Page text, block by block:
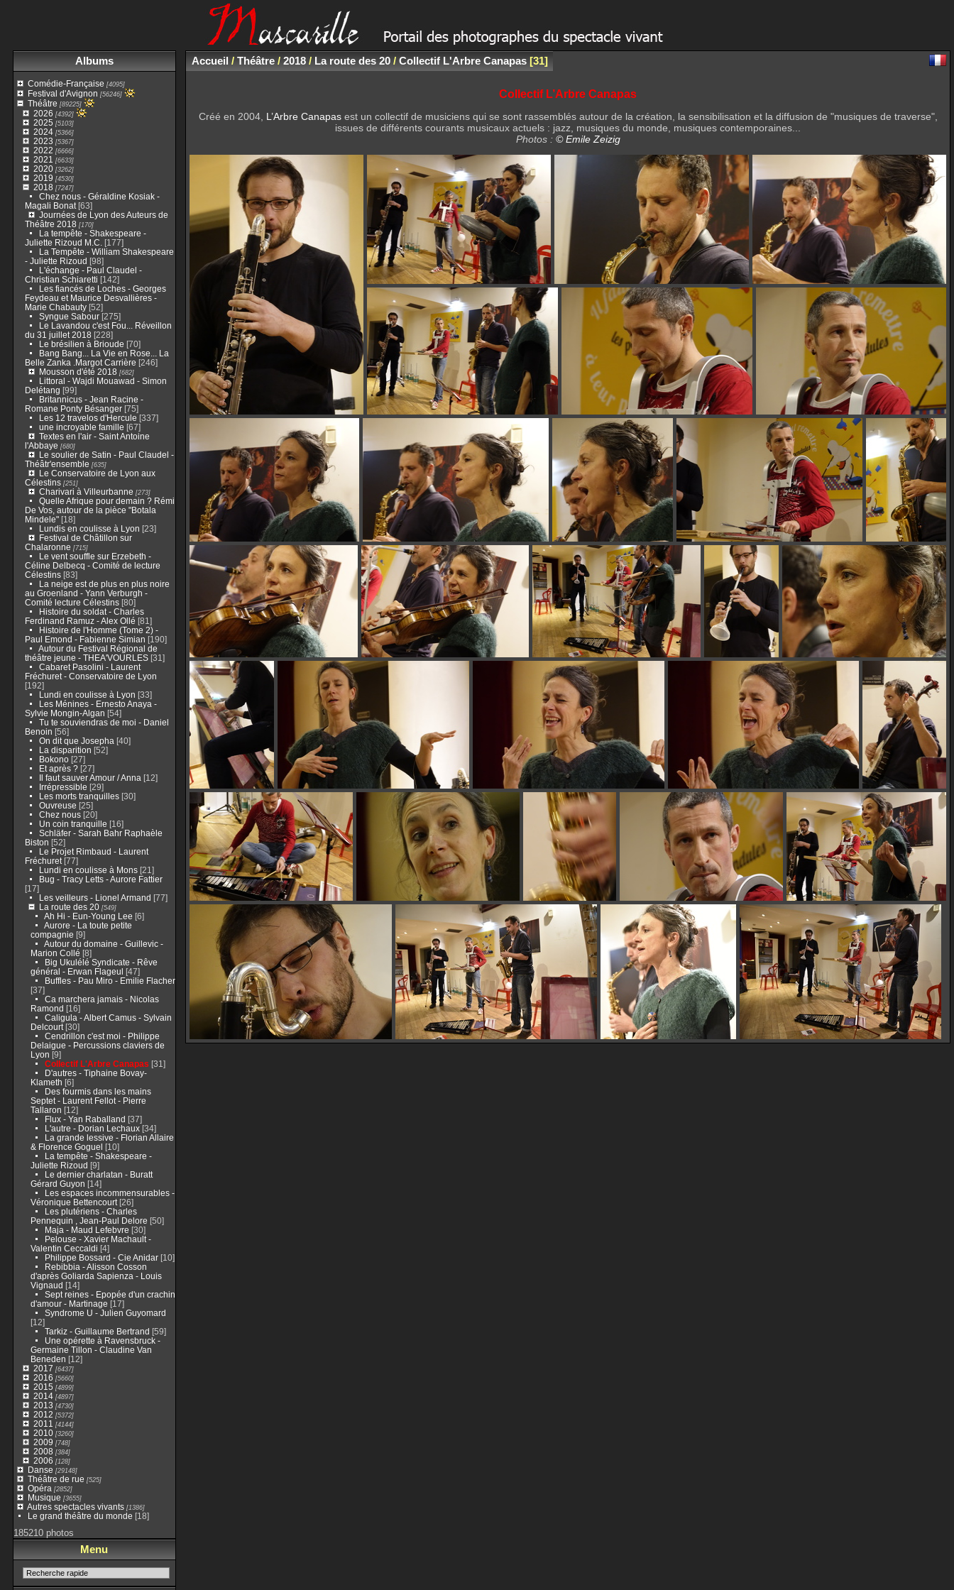
Albums
Comédie-Française [4095]
Festival d'Avignon [56246]
Théâtre [89225]
2026 [4392]
2025 [5103]
2024[5366]
2023 [5367]
2022 [6666]
2021 [6633]
2020[3262]
2019 [4530]
2018 [7247]
Chez nous - Géraldine Kosiak -
Magali Bonat[63]
Journées de Lyon des Auteurs de
Théâtre 2018 [170]
La tempête - Shakespeare -
Juliette Rizoud M.C.
[177]
La Tempête - William Shakespeare
- Juliette Rizoud [98]
L'échange - Paul Claudel -
Christian Schiaretti [142]
Les fiancés de Loches - Georges
Feydeau et Maurice Desvallières -
Marie Chabauty[52]
Syngue Sabour[275]
Le Lavandou c'est Fou... Réveillon
du 31 juillet 2018 [228]
Le brésilien à Brioude [70]
Bang Bang... La Vie en Rose... La
Belle Zanka .Margot Carrière [246]
Mousson d'été 2018 [682]
Littoral - Wajdi Mouawad - Simon
Delétang [99]
Britannicus - Jean Racine -
Romane Ponty Bésanger[75]
Les 12 travelos d'Hercule [337]
une incroyable famille [67]
Textes en l'air - Saint Antoine
l'Abbaye [680]
Le soulier de Satin - Paul Claudel -
Théâtr'ensemble [635]
Le Conservatoire de Lyon aux
Célestins[251]
Charivari à Villeurbanne [273]
Quelle Afrique pour demain ? Rémi
De Vos, autour de la pièce "Botala
Mindele"[18]
Lundis en coulisse à Lyon [23]
Festival de Châtillon sur
Chalaronne [715]
Le vent souffle sur Erzebeth -
Céline Delbecq - Comité de lecture
Célestins[83]
La neige est de plus en plus noire
au Groenland - Yann Verburgh -
Comité lecture Célestins[80]
Histoire du soldat - Charles
Ferdinand Ramuz - Alex Ollé [81]
Histoire de l'Homme (Tome 2) -
Paul Emond - Fabienne Simian [190]
Autour du Festival Régional de
théâtre jeune - THEA'VOURLES[31]
Cabaret Pasolini - Laurent
Fréchuret - Conservatoire de Lyon
[192]
Lundi en coulisse à Lyon [33]
Les Ménines - Ernesto Anaya -
Sylvie Mongin-Algan [54]
Tu te souviendras de moi - Daniel
Benoin [56]
On dit que Josepha [40]
La disparition [52]
Bokono[27]
Et après ?[27]
Il faut sauver Amour / Anna [12]
Irrépressible [29]
Les morts tranquilles[30]
Ouvreuse [25]
Chez nous[20]
Un coin tranquille [16]
Schläfer - Sarah Bahr Raphaèle
Biston [52]
Le Projet Rimbaud - Laurent
Fréchuret[77]
Lundi en coulisse à Mons[21]
Bug - Tracy Letts - Aurore Fattier
[17]
Les veilleurs - Lionel Armand [77]
La route des 20[549]
Ah Hi - Eun-Young Lee [6]
Aurore - La toute petite
compagnie [9]
Autour du domaine - Guillevic -
Marion Collé [8]
Big Ukulélé Syndicate - Rêve
général - Erwan Flageul [47]
Buffles - Pau Miro - Emilie Flacher
[37]
Ca marchera jamais - Nicolas
Ramond [16]
Caligula - Albert Camus - Sylvain
Delcourt[30]
Cendrillon c'est moi - Philippe
Delaigue - Percussions claviers de
Lyon [9]
Collectif L'Arbre Canapas [31]
D'autres - Tiphaine Bovay-
Klameth [6]
Des fourmis dans les mains
Septet - Laurent Fellot - Pierre
Tallaron [12]
Flux - Yan Raballand [37]
L'autre - Dorian Lechaux[34]
La grande lessive - Florian Allaire
& Florence Goguel [10]
La tempête - Shakespeare -
Juliette Rizoud [9]
Le dernier charlatan - Buratt
Gérard Guyon [14]
Les espaces incommensurables -
Véronique Bettencourt[26]
Les plutériens - Charles
Pennequin , Jean-Paul Delore [50]
Maja - Maud Lefebvre [30]
Pelouse - Xavier Machault -
Valentin Ceccaldi [4]
Philippe Bossard - Cie Anidar[10]
Rebibbia - Alisson Cosson
d'après Goliarda Sapienza - Louis
Vignaud [14]
Sept reines - Epopée d'un crachin
d'amour - Martinage [17]
Syndrome U - Julien Guyomard
[12]
Tarkiz - Guillaume Bertrand [59]
Une opérette à Ravensbruck -
Germaine Tillon - Claudine Van
Beneden [12]
2017 [6437]
2016 [5660]
2015 [4899]
2014[4897]
2013 [4730]
2012 [5372]
2011 [4144]
2010[3260]
2009 [748]
2008 [384]
2006 [128]
Danse [29148]
Théâtre de rue [525]
Opéra [2852]
Musique [3655]
Autres spectacles vivants[1386]
Le grand théâtre du monde [18]
185210 photos
Menu
Accueil/ Théâtre/ 2018/ La route des 20/ Collectif L'Arbre Canapas 31
Collectif L’Arbre Canapas
Créé en 2004, L’Arbre Canapasest un collectif de musiciens qui se sont rassemblés autour de la création, la sensibilisation et la diffusion de "musiques de traverse",
issues de différents courants musicaux actuels : jazz, musiques du monde, musiques contemporaines...
Photos : © Emile Zeizig